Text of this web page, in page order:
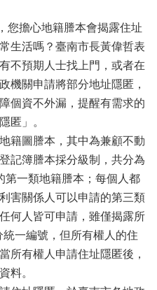
您擔心地籍謄本會揭露住址
生活嗎？臺南市長黃偉哲表
不預期人士找上門，或者在
機關申請將部分地址隱匿，
個資不外漏，提醒有需求的
匿」。
籍圖謄本，其中為兼顧不動
記簿謄本採分級制，共分為
第一類地籍謄本；每個人都
害關係人可以申請的第三類
何人皆可申請，雖僅揭露所
一編號，但所有權人的住
所有權人申請住址隱匿後，
料。